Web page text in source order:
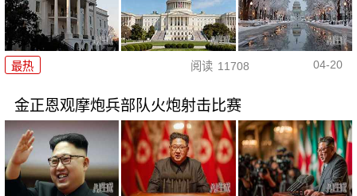
最热 阅读 11708 04-20
金正恩观摩炮兵部队火炮射击比赛